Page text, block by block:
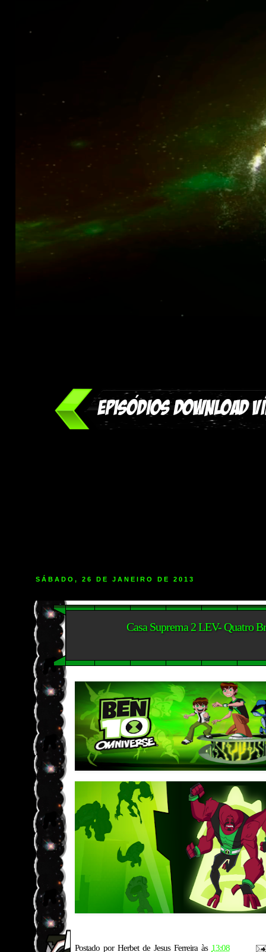
SÁBADO, 26 DE JANEIRO DE 2013
Casa Suprema 2 LEV- Quatro
Postado por Herbet de Jesus Ferreira às 13:08